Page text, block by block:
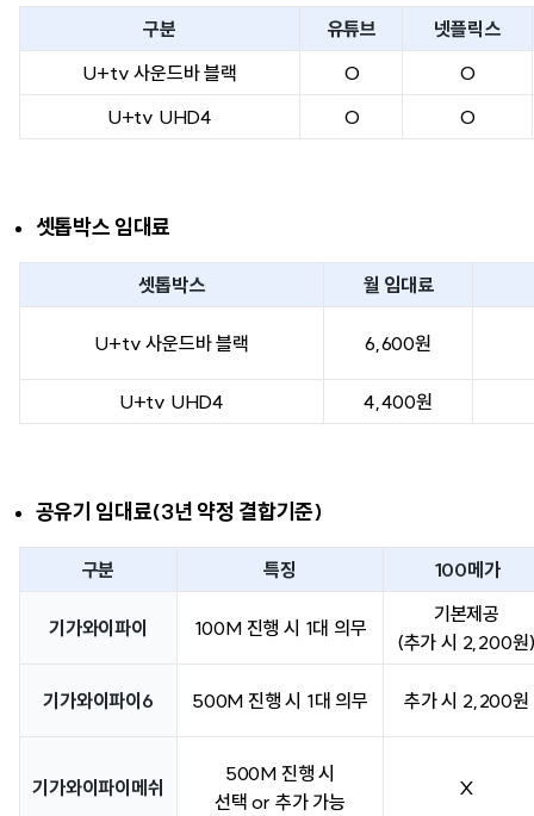
구분 유튜브
넷플릭스
U+tv 사운드바 블랙
O
O
U+tv UHD4
O O
셋톱박스 임대료
셋톱박스 월 임대료
U+tv 사운드바 블랙 6,600원
U+tv UHD4 4,400원
공유기 임대료(3년 약정 결합기준)
구분 특징 100메가
기가와이파이 100M 진행 시 1대 의무
기본제공
(추가 시 2,200
기가와이파이6 500M 진행 시 1대 의무 추가 시 2,200원
기가와이파이메쉬
500M 진행 시
선택 or 추가 가능
X